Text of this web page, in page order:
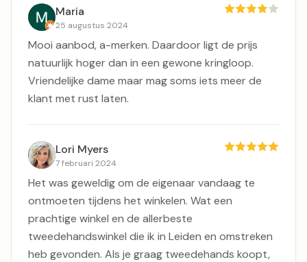
Maria
25 augustus 2024
Mooi aanbod, a-merken. Daardoor ligt de prijs
natuurlijk hoger dan in een gewone kringloop.
Vriendelijke dame maar mag soms iets meer de
klant met rust laten.
Lori Myers
7 februari 2024
Het was geweldig om de eigenaar vandaag te
ontmoeten tijdens het winkelen. Wat een
prachtige winkel en de allerbeste
tweedehandswinkel die ik in Leiden en omstreken
heb gevonden. Als je graag tweedehands koopt,